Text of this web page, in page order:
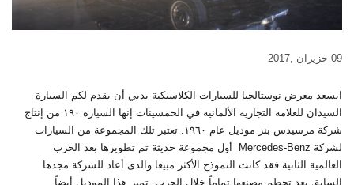
09 حزيران ,2017
ايسعد معرض نوستالجيا للسيارات الكلاسيكية بدبي أن يقدم لكم السيارة
السيدان للعلامة التجارية الألمانية في الخمسينات إنها السيارة ١٩٠ من إنتاج
شركة مرسيدس بنز موديل عام ١٩٦٠. تعتبر تلك المجموعة من السيارات
لشركة Mercedes-Benz أول مجموعة حديثة تم تطويرها بعد الحرب
العالمية الثانية فقد كانت النموذج الأكثر مبيعا والذى أعاد للشركة مجدها
السابق بعد تحطم مصنعها تماماً خلال الحرب. تميز هذا الموديل أيضاً